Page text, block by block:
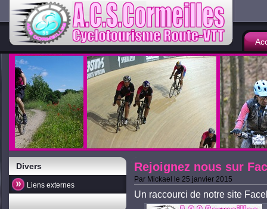
Divers
Liens externes
Rejoignez nous sur
Par Mickael le 25 janvier 2015
Un raccourci de notre site